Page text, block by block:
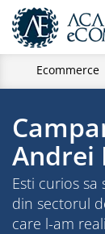
Ecommerce
Andrei
Esti curios
din sectorul
care l-am